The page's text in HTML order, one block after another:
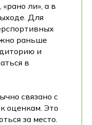
ли», а в
Для
раньше
и
в
связано с
оценкам. Это
за место.